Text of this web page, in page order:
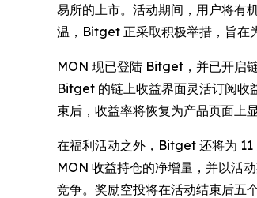
易所的上市。活动期间，用户将有
温，Bitget 正采取积极举措，旨在
MON 现已登陆 Bitget，并已开启
Bitget 的链上收益界面灵活订阅收
束后，收益率将恢复为产品页面上
在福利活动之外，Bitget 还将为
MON 收益持仓的净增量，并以活
竞争。奖励空投将在活动结束后五